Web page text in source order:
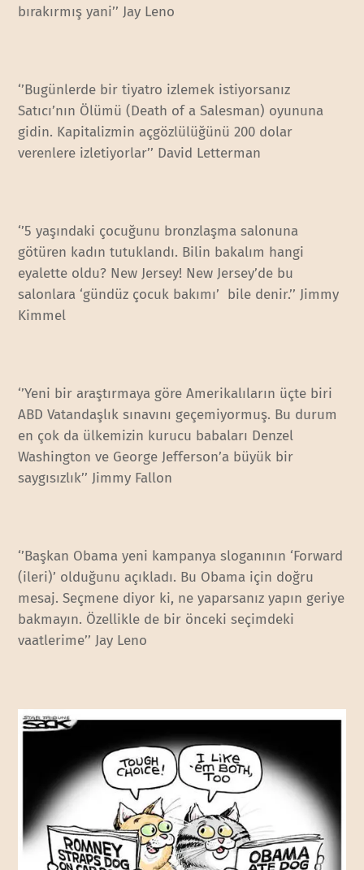
bırakırmış yani’’ Jay Leno
‘’Bugünlerde bir tiyatro izlemek istiyorsanız
Satıcı’nın Ölümü (Death of a Salesman) oyununa
gidin. Kapitalizmin açgözlülüğünü 200 dolar
verenlere izletiyorlar’’ David Letterman
‘’5 yaşındaki çocuğunu bronzlaşma salonuna
götüren kadın tutuklandı. Bilin bakalım hangi
eyalette oldu? New Jersey! New Jersey’de bu
salonlara ‘gündüz çocuk bakımı’ bile denir.’’ Jimmy
Kimmel
‘’Yeni bir araştırmaya göre Amerikalıların üçte biri
ABD Vatandaşlık sınavını geçemiyormuş. Bu durum
en çok da ülkemizin kurucu babaları Denzel
Washington ve George Jefferson’a büyük bir
saygısızlık’’ Jimmy Fallon
‘’Başkan Obama yeni kampanya sloganının ‘Forward
(ileri)’ olduğunu açıkladı. Bu Obama için doğru
mesaj. Seçmene diyor ki, ne yaparsanız yapın geriye
bakmayın. Özellikle de bir önceki seçimdeki
vaatlerime’’ Jay Leno